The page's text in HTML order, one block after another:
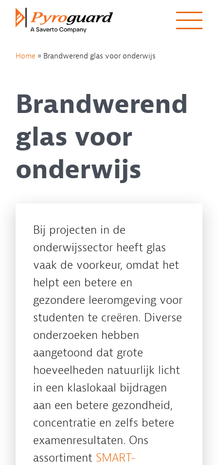
Skip to content
Home » Brandwerend glas voor onderwijs
Brandwerend
glas voor
onderwijs
Bij projecten in de
onderwijssector heeft glas
vaak de voorkeur, omdat het
helpt een betere en
gezondere leeromgeving voor
studenten te creëren. Diverse
onderzoeken hebben
aangetoond dat grote
hoeveelheden natuurlijk licht
in een klaslokaal bijdragen
aan een betere gezondheid,
concentratie en zelfs betere
examenresultaten. Ons
assortiment SMART-